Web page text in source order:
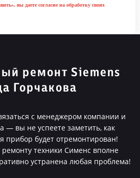
вы даете согласие на обработку своих
ремонт Siemens
Горчакова
с менеджером компании и
— вы не успеете заметить, как
прибор будет отремонтирован!
ремонту техники Сименс вполне
устранена любая проблема!